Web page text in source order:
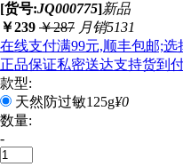
[货号:JQ000775]新品
￥239 ￥287 月销5131
在线支付满99元,顺丰包邮;选
正品保证私密送达支持货到
款型:
天然防过敏125g¥0
数量:
-